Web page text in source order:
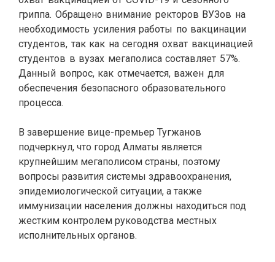
гриппа. Обращено внимание ректоров ВУЗов на
необходимость усиления работы по вакцинации
студентов, так как на сегодня охват вакцинацией
студентов в вузах мегаполиса составляет 57%.
Данный вопрос, как отмечается, важен для
обеспечения безопасного образовательного
процесса.
В завершение вице-премьер Тугжанов
подчеркнул, что город Алматы является
крупнейшим мегаполисом страны, поэтому
вопросы развития системы здравоохранения,
эпидемиологической ситуации, а также
иммунизации населения должны находиться под
жестким контролем руководства местных
исполнительных органов.